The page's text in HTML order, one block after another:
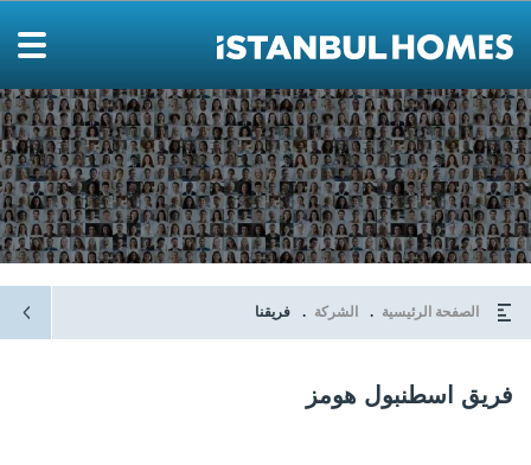
الصفحة الرئيسية الشركة فريقنا
فريق اسطنبول هومز